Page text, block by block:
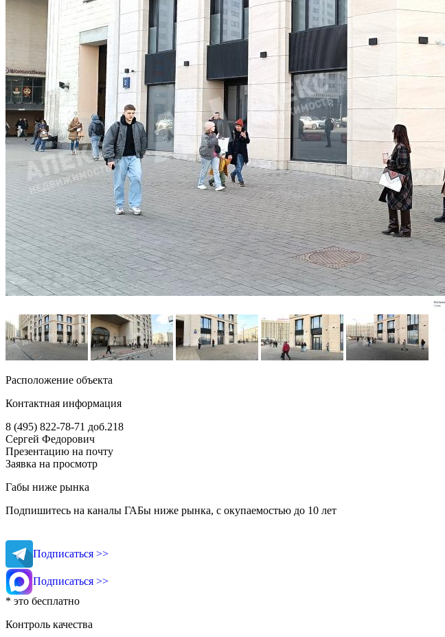
Расположение объекта
Контактная информация
8 (495) 822-78-71 доб.218
Сергей Федорович
Презентацию на почту
Заявка на просмотр
Габы ниже рынка
Подпишитесь на каналы ГАБы ниже рынка, с окупаемостью до 10 лет
Подписаться >>
Подписаться >>
* это бесплатно
Контроль качества